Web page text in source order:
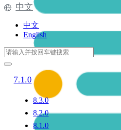
中文
中文
English
7.1.0
8.3.0
8.2.0
8.1.0